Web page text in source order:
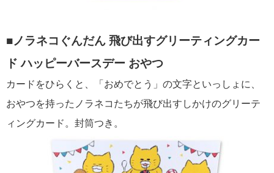
■ノラネコぐんだん 飛び出すグリーティングカー
ド ハッピーバースデー おやつ
カードをひらくと、「おめでとう」の文字といっしょに、
おやつを持ったノラネコたちが飛び出すしかけのグリーテ
ィングカード。封筒つき。